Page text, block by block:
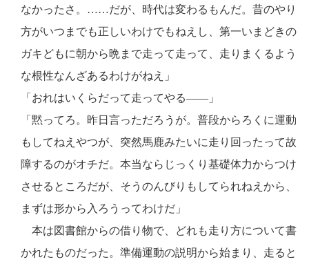
なかったさ。……だが、時代は変わるもんだ。昔のやり
方がいつまでも正しいわけでもねえし、第一いまどきの
ガキどもに朝から晩まで走って走って、走りまくるよう
な根性なんざあるわけがねえ」
「おれはいくらだって走ってやる――」
「黙ってろ。昨日言っただろうが。普段からろくに運動
もしてねえやつが、突然馬鹿みたいに走り回ったって故
障するのがオチだ。本当ならじっくり基礎体力からつけ
させるところだが、そうのんびりもしてられねえから、
まずは形から入ろうってわけだ」
本は図書館からの借り物で、どれも走り方について書
かれたものだった。準備運動の説明から始まり、走ると